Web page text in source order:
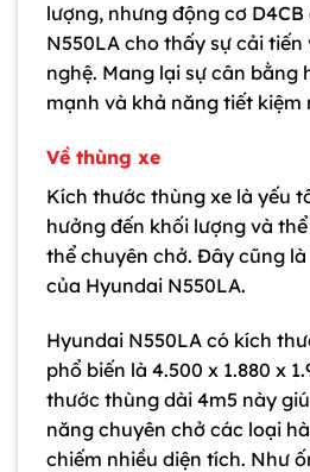
lượng, nhưng động cơ
N550LA cho thấy sự cải
nghệ. Mang lại sự cân bằng
mạnh và khả năng tiết kiệm
Về thùng xe
Kích thước thùng xe là yếu
hưởng đến khối lượng và
thể chuyên chở. Đây cũng
của Hyundai N550LA.
Hyundai N550LA có kích
phổ biến là 4.500 x 1.880 x
thước thùng dài 4m5 này
năng chuyên chở các loại
chiếm nhiều diện tích. Như